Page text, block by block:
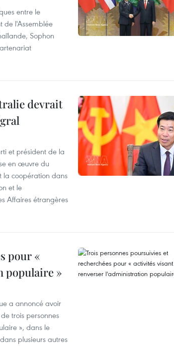
entre le
de l'Assemblée
Sophon
devrait
et président de la
en œuvre du
la coopération dans
et le
Affaires étrangères
pour «
populaire »
a annoncé avoir
trois personnes
», dans le
plusieurs autres